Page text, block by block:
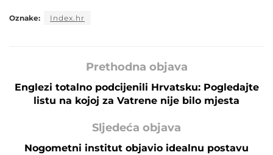
Oznake: Index.hr
Prethodna objava
Englezi totalno podcijenili Hrvatsku: Pogledajte
listu na kojoj za Vatrene nije bilo mjesta
Sljedeća objava
Nogometni institut objavio idealnu postavu